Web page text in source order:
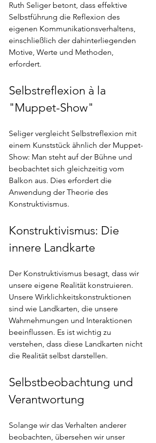
Ruth Seliger betont, dass effektive
Selbstführung die Reflexion des
eigenen Kommunikationsverhaltens,
einschließlich der dahinterliegenden
Motive, Werte und Methoden,
erfordert.
Selbstreflexion à la
"Muppet-Show"
Seliger vergleicht Selbstreflexion mit
einem Kunststück ähnlich der Muppet-
Show: Man steht auf der Bühne und
beobachtet sich gleichzeitig vom
Balkon aus. Dies erfordert die
Anwendung der Theorie des
Konstruktivismus.
Konstruktivismus: Die
innere Landkarte
Der Konstruktivismus besagt, dass wir
unsere eigene Realität konstruieren.
Unsere Wirklichkeitskonstruktionen
sind wie Landkarten, die unsere
Wahrnehmungen und Interaktionen
beeinflussen. Es ist wichtig zu
verstehen, dass diese Landkarten nicht
die Realität selbst darstellen.
Selbstbeobachtung und
Verantwortung
Solange wir das Verhalten anderer
beobachten, übersehen wir unser